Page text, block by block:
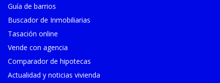
Guía de barrios
Buscador de Inmobiliarias
Tasación online
Vende con agencia
Comparador de hipotecas
Actualidad y noticias vivienda